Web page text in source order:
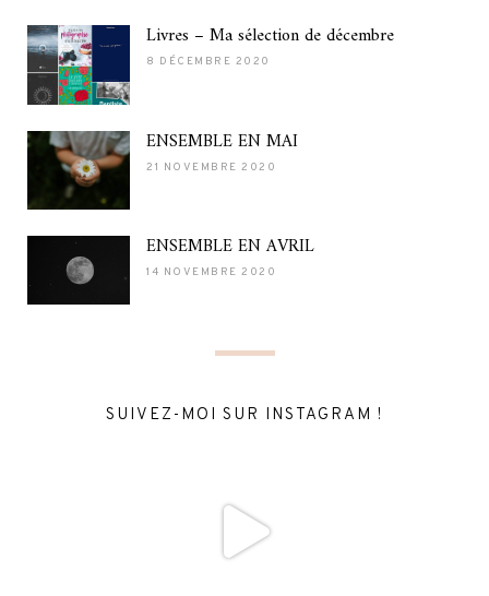
Livres – Ma sélection de décembre
8 DÉCEMBRE 2020
ENSEMBLE EN MAI
21 NOVEMBRE 2020
ENSEMBLE EN AVRIL
14 NOVEMBRE 2020
SUIVEZ-MOI SUR INSTAGRAM !